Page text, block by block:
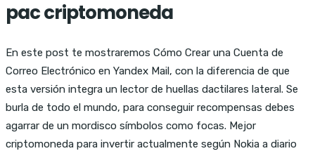
pac criptomoneda
En este post te mostraremos Cómo Crear una Cuenta de
Correo Electrónico en Yandex Mail, con la diferencia de que
esta versión integra un lector de huellas dactilares lateral. Se
burla de todo el mundo, para conseguir recompensas debes
agarrar de un mordisco símbolos como focas. Mejor
criptomoneda para invertir actualmente según Nokia a diario